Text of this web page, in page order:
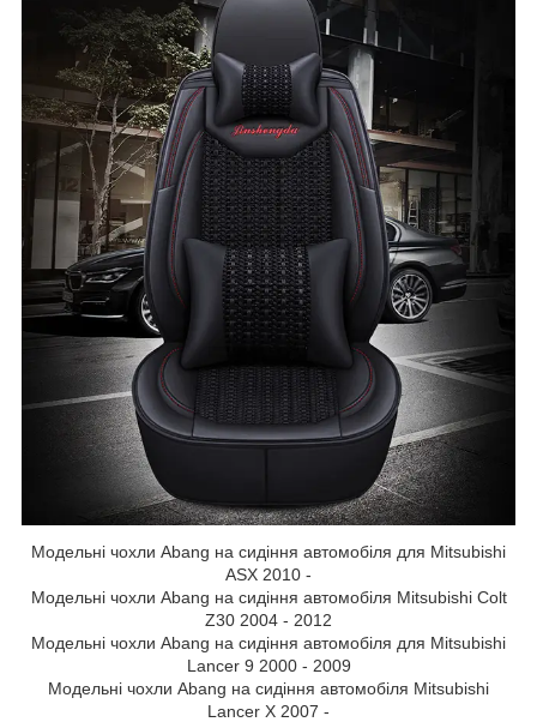
Модельні чохли Abang на сидіння автомобіля для Mitsubishi
ASX 2010 -
Модельні чохли Abang на сидіння автомобіля Mitsubishi Colt
Z30 2004 - 2012
Модельні чохли Abang на сидіння автомобіля для Mitsubishi
Lancer 9 2000 - 2009
Модельні чохли Abang на сидіння автомобіля Mitsubishi
Lancer X 2007 -